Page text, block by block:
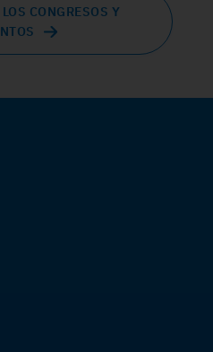
CONGRESOS Y